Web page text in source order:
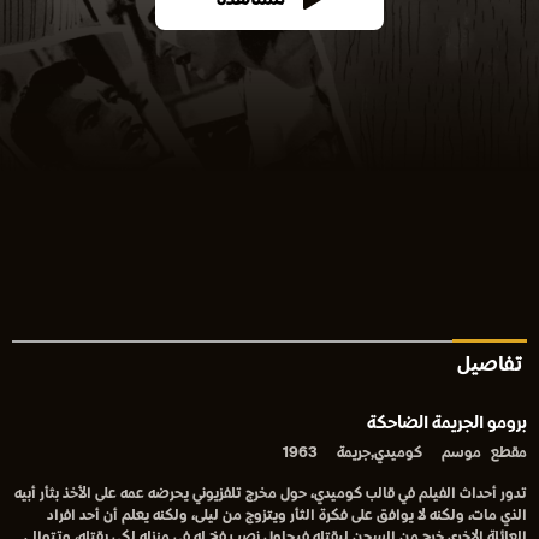
تفاصيل
برومو الجريمة الضاحكة
مقطع موسم كوميدي,جريمة 1963
تدور أحداث الفيلم في قالب كوميدي، حول مخرج تلفزيوني يحرضه عمه على الأخذ بثأر أبيه
الذي مات، ولكنه لا يوافق على فكرة الثأر ويتزوج من ليلى، ولكنه يعلم أن أحد افراد